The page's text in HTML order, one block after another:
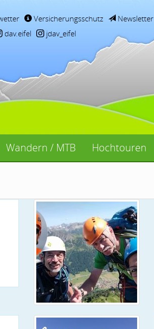
Versicherungsschutz Newsletter
dav.eifel jdav_eifel
Wandern / MTB Hochtouren